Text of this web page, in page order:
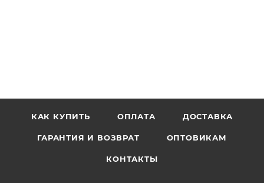
КАК КУПИТЬ ОПЛАТА ДОСТАВКА
ГАРАНТИЯ И ВОЗВРАТ ОПТОВИКАМ
КОНТАКТЫ